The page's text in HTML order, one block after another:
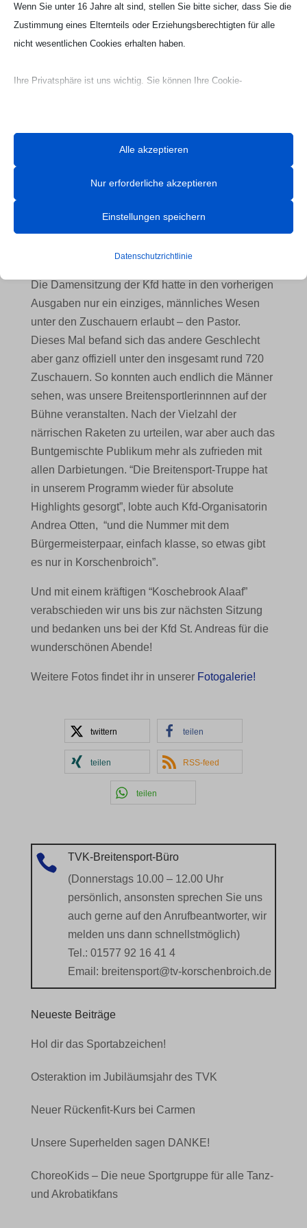
Verpackungsmaterial, ließ nicht nur die ersten
Zuschauerreihen aufkreischen, auch wenn sie
sich nach ihrem Flug erst einmal dort gemütlich
Die Damensitzung der Kfd hatte in den vorherigen
Ausgaben nur ein einziges, männliches Wesen
unter den Zuschauern erlaubt – den Pastor.
Dieses Mal befand sich das andere Geschlecht
aber ganz offiziell unter den insgesamt rund 720
Zuschauern. So konnten auch endlich die Männer
sehen, was unsere Breitensportlerinnnen auf der
Bühne veranstalten. Nach der Vielzahl der
närrischen Raketen zu urteilen, war aber auch das
Buntgemischte Publikum mehr als zufrieden mit
allen Darbietungen. “Die Breitensport-Truppe hat
in unserem Programm wieder für absolute
Highlights gesorgt”, lobte auch Kfd-Organisatorin
Andrea Otten, “und die Nummer mit dem
Bürgermeisterpaar, einfach klasse, so etwas gibt
es nur in Korschenbroich”.
Und mit einem kräftigen “Koschebrook Alaaf”
verabschieden wir uns bis zur nächsten Sitzung
und bedanken uns bei der Kfd St. Andreas für die
wunderschönen Abende!
Weitere Fotos findet ihr in unsererFotogalerie!
twittern teilen
teilen RSS-feed
teilen

TVK-Breitensport-Büro
(Donnerstags 10.00 – 12.00 Uhr
persönlich, ansonsten sprechen Sie uns
auch gerne auf den Anrufbeantworter, wir
melden uns dann schnellstmöglich)
Tel.: 01577 92 16 41 4
Email: breitensport@tv-korschenbroich.de
Neueste Beiträge
Hol dir das Sportabzeichen!
Osteraktion im Jubiläumsjahr des TVK
Neuer Rückenfit-Kurs bei Carmen
Unsere Superhelden sagen DANKE!
ChoreoKids – Die neue Sportgruppe für alle Tanz-
und Akrobatikfans
Wenn Sie unter 16 Jahre alt sind, stellen Sie bitte sicher, dass Sie die
Zustimmung eines Elternteils oder Erziehungsberechtigten für alle
nicht wesentlichen Cookies erhalten haben.
Ihre Privatsphäre ist uns wichtig. Sie können Ihre Cookie-
Sie können Ihre Präferenzen jederzeit ändern, indem Sie auf die
Schaltfläche „Einstellungen“ unten klicken.
Beachten Sie, dass das Deaktivieren bestimmter Arten von Cookies
Essenzielle Cookies und Dienste ermöglichen grundlegende
Funktionen und sind für das ordnungsgemäße Funktionieren der
Website erforderlich. Diese Cookies und Dienste erfordern keine
Zustimmung des Nutzers gemäß der DSGVO.
Details anzeigen
et-editor-available-post-*
mhcookie
PHPSESSID
wordpress_logged_in_*
wordpress_test_cookie
wp-settings-*
Details anzeigen
_clsk
_pk_id*
Marketing
Marketing-Dienste werden von Drittanbietern oder Publishern
genutzt, um personalisierte Anzeigen zu zeigen. Sie tun dies,
indem sie Besucher über verschiedene Websites hinweg verfolgen.
Details anzeigen
_clck
Andere Dienste
Diese Kategorie umfasst alle Cookies, Domains und Dienste, die
nicht in die anderen spezifischen Kategorien fallen oder nicht
eindeutig kategorisiert wurden.
Details anzeigen
et-editing-post-*
et-recommend-sync-post-*
MicrosoftApplicationsTelemetryFirstLaunchTime
Alle akzeptieren
Nur erforderliche akzeptieren
Einstellungen speichern
Datenschutzrichtlinie